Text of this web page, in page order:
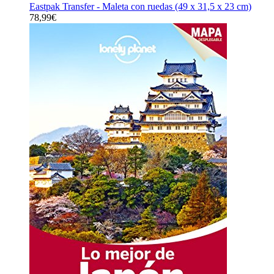
Eastpak Transfer - Maleta con ruedas (49 x 31,5 x 23 cm)
78,99€